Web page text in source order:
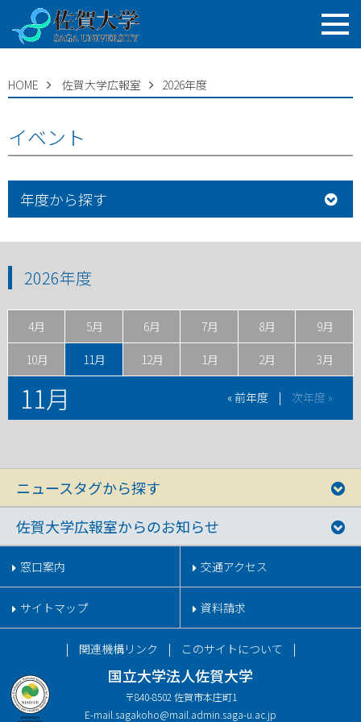
HOME 佐賀大学広報室 2026年度
イベント
年度から探す
2026年度
4月 5月 6月 7月 8月 9月
10月 11月 12月 1月 2月 3月
11月 « 前年度 | 次年度 »
ニュースタグから探す
佐賀大学広報室からのお知らせ
窓口案内 交通アクセス
サイトマップ 資料請求
国立大学法人佐賀大学
〒840-8502 佐賀市本庄町1
E-mail. sagakoho@mail.admin.saga-u.ac.jp
関連機構リンク このサイトについて